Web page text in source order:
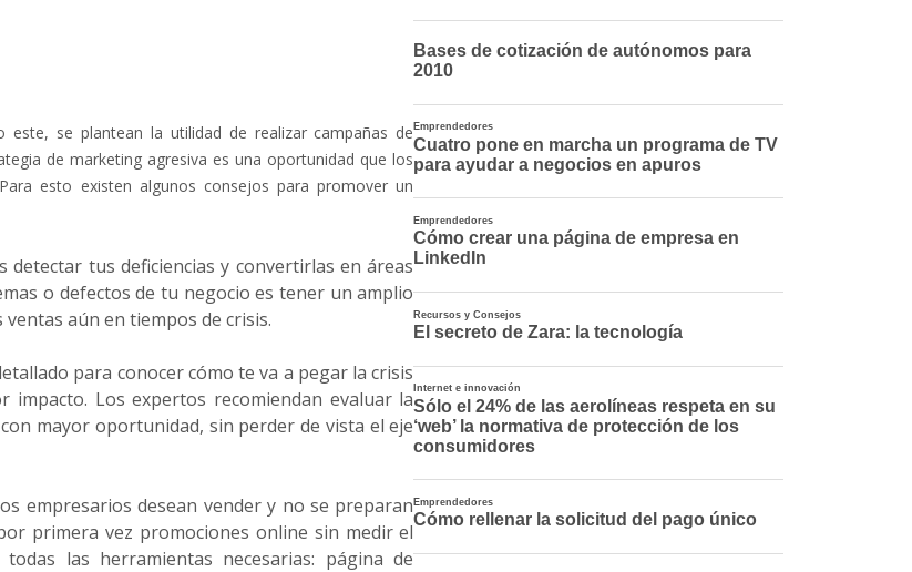
se plantean la utilidad de realizar campañas de
de marketing agresiva es una oportunidad que los
esto existen algunos consejos para promover un
detectar tus deficiencias y convertirlas en áreas
o defectos de tu negocio es tener un amplio
aún en tiempos de crisis.
para conocer cómo te va a pegar la crisis
Los expertos recomiendan evaluar la
mayor oportunidad, sin perder de vista el eje
empresarios desean vender y no se preparan
primera vez promociones online sin medir el
las herramientas necesarias: página de